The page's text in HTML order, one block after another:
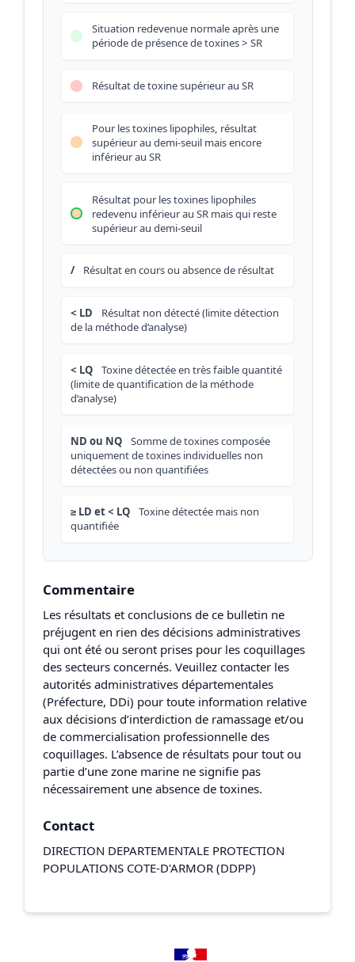
Situation redevenue normale après une
période de présence de toxines > SR
Résultat de toxine supérieur au SR
Pour les toxines lipophiles, résultat
supérieur au demi-seuil mais encore
inférieur au SR
Résultat pour les toxines lipophiles
redevenu inférieur au SR mais qui reste
supérieur au demi-seuil
/ Résultat en cours ou absence de résultat
< LD
Résultat non détecté (limite détection
de la méthode d’analyse)
< LQ
Toxine détectée en très faible quantité
(limite de quantification de la méthode
d’analyse)
ND ou NQ
Somme de toxines composée
uniquement de toxines individuelles non
détectées ou non quantifiées
≥ LD et < LQ
Toxine détectée mais non
quantifiée
Commentaire
Les résultats et conclusions de ce bulletin ne
préjugent en rien des décisions administratives
qui ont été ou seront prises pour les coquillages
des secteurs concernés. Veuillez contacter les
autorités administratives départementales
(Préfecture, DDi) pour toute information relative
aux décisions d’interdiction de ramassage et/ou
de commercialisation professionnelle des
coquillages. L’absence de résultats pour tout ou
partie d’une zone marine ne signifie pas
nécessairement une absence de toxines.
Contact
DIRECTION DEPARTEMENTALE PROTECTION
POPULATIONS COTE-D'ARMOR (DDPP)